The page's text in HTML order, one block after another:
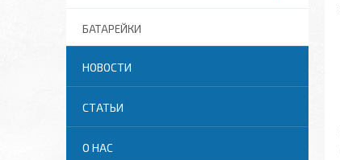
БАТАРЕЙКИ
НОВОСТИ
СТАТЬИ
О НАС